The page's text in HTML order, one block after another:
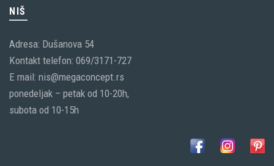
NIŠ
Adresa: Dušanova 54
Kontakt telefon: 069/3171-727
E mail: nis@megaconcept.rs
ponedeljak – petak od 10-20h,
subota od 10-15h